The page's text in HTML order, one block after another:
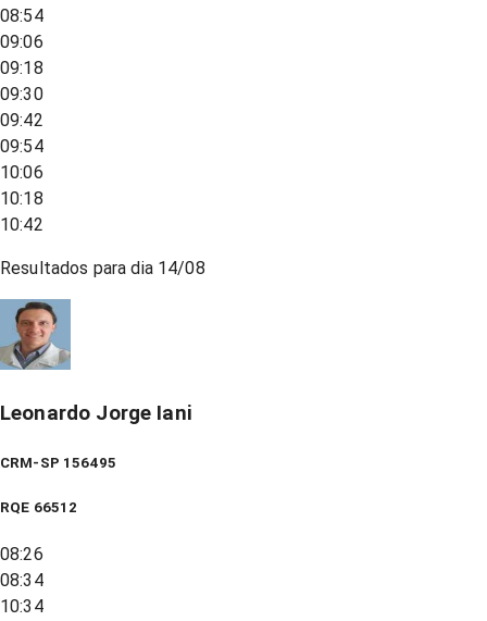
08:54
09:06
09:18
09:30
09:42
09:54
10:06
10:18
10:42
Resultados para dia 14/08
Leonardo Jorge Iani
CRM-SP 156495
RQE 66512
08:26
08:34
10:34